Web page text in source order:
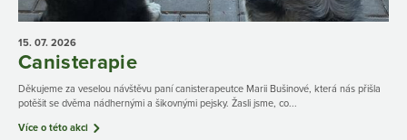
15. 07. 2026
Canisterapie
Děkujeme za veselou návštěvu paní canisterapeutce Marii Bušinové, která nás přišla
potěšit se dvěma nádhernými a šikovnými pejsky. Žasli jsme, co...
Více o této akci